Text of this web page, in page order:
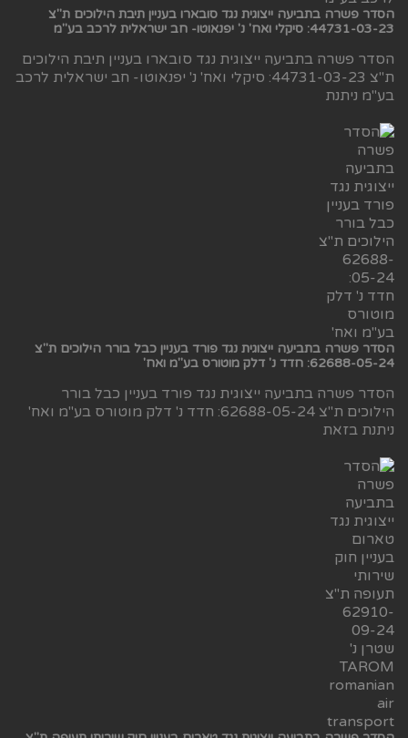
הסדר פשרה בתביעה ייצוגית נגד סובארו בעניין תיבת הילוכים ת"צ
44731-03-23: סיקלי ואח' נ' יפנאוטו- חב ישראלית לרכב בע"מ
הסדר פשרה בתביעה ייצוגית נגד סובארו בעניין תיבת הילוכים
ת"צ 44731-03-23: סיקלי ואח' נ' יפנאוטו- חב ישראלית לרכב
בע"מ ניתנת
הסדר פשרה בתביעה ייצוגית נגד פורד בעניין כבל בורר הילוכים ת"צ
62688-05-24: חדד נ' דלק מוטורס בע"מ ואח'
הסדר פשרה בתביעה ייצוגית נגד פורד בעניין כבל בורר
הילוכים ת"צ 62688-05-24: חדד נ' דלק מוטורס בע"מ ואח'
ניתנת בזאת